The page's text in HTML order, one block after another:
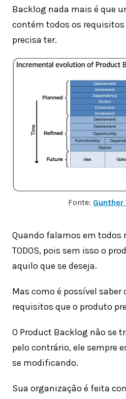
Backlog nada mais é que
contém todos os
precisa ter.
Fonte: Gunther
Quando falamos em todos
TODOS, pois sem isso o
aquilo que se deseja.
Mas como é possível saber
requisitos que o produto
O Product Backlog não se
pelo contrário, ele sempre
se modificando.
Sua organização é feita